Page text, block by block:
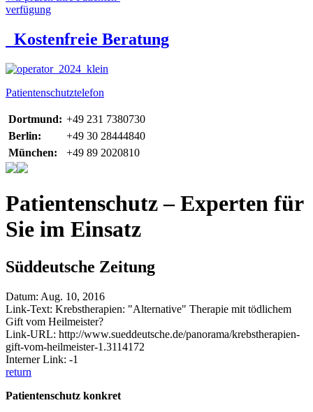
verfügung
Kostenfreie Beratung
Patientenschutztelefon
Dortmund: +49 231 7380730
Berlin:
+49 30 28444840
München:
+49 89 2020810
Patientenschutz – Experten für
Sie im Einsatz
Süddeutsche Zeitung
Datum: Aug. 10, 2016
Link-Text: Krebstherapien: "Alternative" Therapie mit tödlichem
Gift vom Heilmeister?
Link-URL: http://www.sueddeutsche.de/panorama/krebstherapien-
gift-vom-heilmeister-1.3114172
Interner Link: -1
return
Patientenschutz konkret